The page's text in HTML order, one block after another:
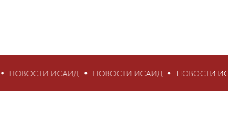
ИСАИД НОВОСТИ ИСАИД НОВОСТИ ИСАИД